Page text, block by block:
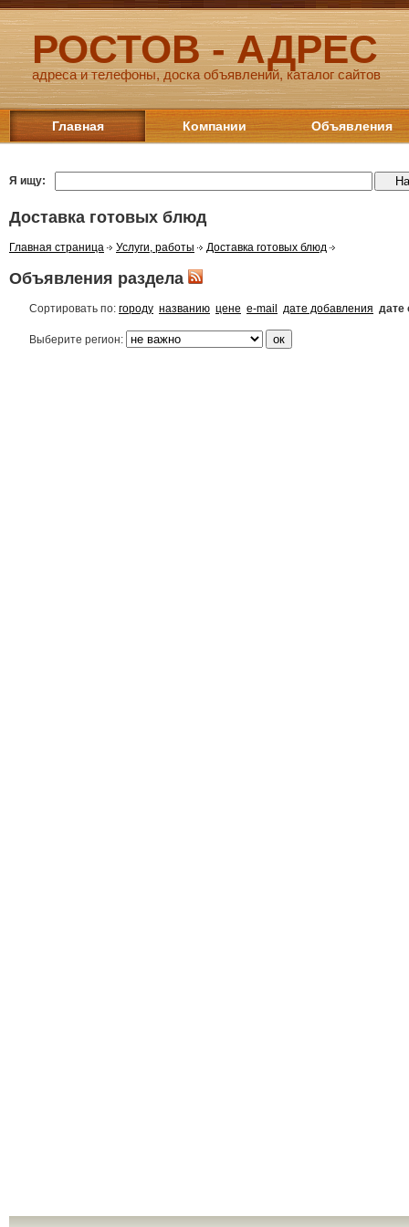
РОСТОВ - АДРЕС
адреса и телефоны, доска объявлений, каталог сайтов
Главная Компании Объявления
Я ищу:
Доставка готовых блюд
Главная страница Услуги, работы Доставка готовых блюд
Объявления раздела
Сортировать по: городу названию цене e-mail дате добавления дате
Выберите регион: